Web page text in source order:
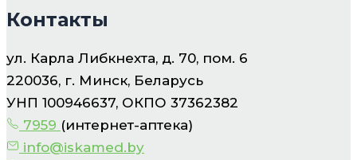
Контакты
ул. Карла Либкнехта, д. 70, пом. 6
220036, г. Минск, Беларусь
УНП 100946637, ОКПО 37362382
7959 (интернет-аптека)
info@iskamed.by